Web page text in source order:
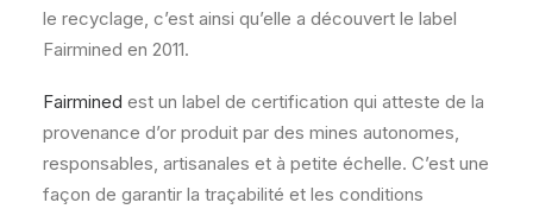
le recyclage, c’est ainsi qu’elle a découvert le label
Fairmined en 2011.
Fairmined est un label de certification qui atteste de la
provenance d’or produit par des mines autonomes,
responsables, artisanales et à petite échelle. C’est une
façon de garantir la traçabilité et les conditions